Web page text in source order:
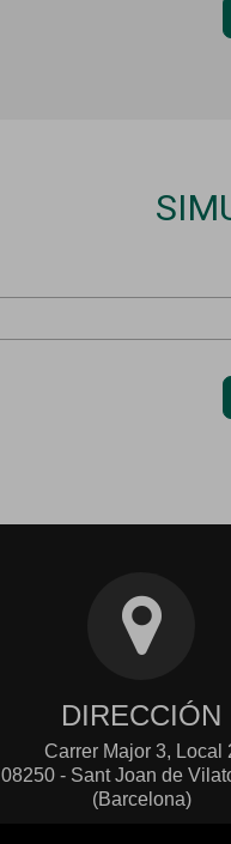
DIRECCIÓN
Carrer Major 3, Local
08250 - Sant Joan de
(Barcelona)